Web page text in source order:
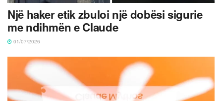
Një haker etik zbuloi një dobësi sigurie
me ndihmën e Claude
01/07/2026